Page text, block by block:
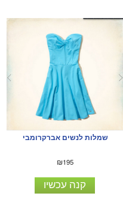
שמלות לנשים אברקרומבי
₪195
קנה עכשיו